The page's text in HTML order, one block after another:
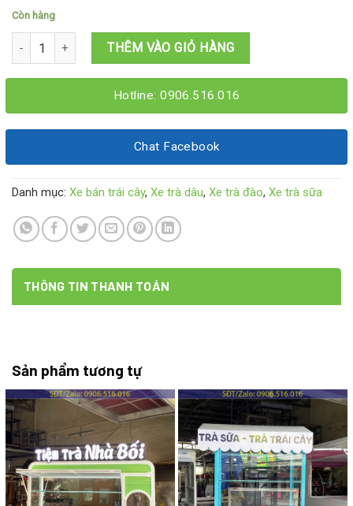
Còn hàng
Xe trà sữa trà trái cây 1M5x60x2M số lượng
THÊM VÀO GIỎ HÀNG
Hotline: 0906.516.016
Chat Facebook
Danh mục: Xe bán trái cây, Xe trà dâu, Xe trà đào, Xe trà sữa
THÔNG TIN THANH TOÁN
Sản phẩm tương tự